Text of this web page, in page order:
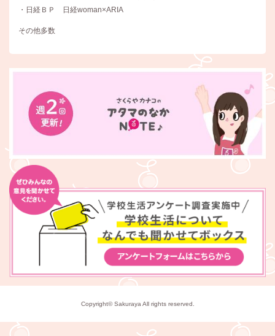
・日経ＢＰ 日経woman×ARIA
その他多数
Copyright© Sakuraya All rights reserved.